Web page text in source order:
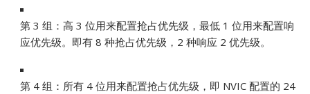
第 3 组：高 3 位用来配置抢占优先级，最低 1 位用来配置响
应优先级。即有 8 种抢占优先级，2 种响应 2 优先级。
第 4 组：所有 4 位用来配置抢占优先级，即 NVIC 配置的 24